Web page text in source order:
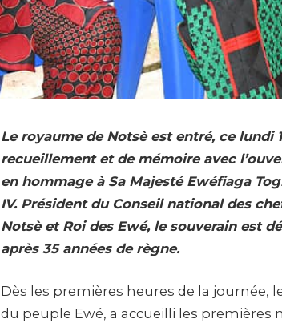
Le royaume de Notsè est entré, ce lundi
recueillement et de mémoire avec
en hommage à Sa Majesté Ewéfiaga
IV. Président du Conseil national des
Notsè et Roi des Ewé, le souverain est
après 35 années de règne.
Dès les premières heures de la journée,
du peuple Ewé, a accueilli les